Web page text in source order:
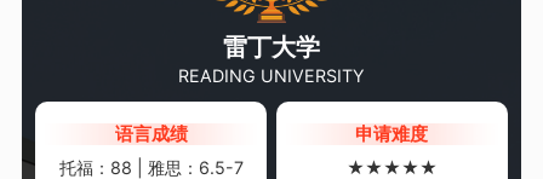
雷丁大学
READING UNIVERSITY
语言成绩
托福：88 | 雅思：6.5-7
申请难度
★★★★★